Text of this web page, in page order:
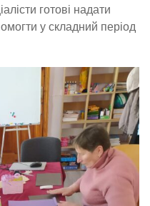
готові надати
у складний період